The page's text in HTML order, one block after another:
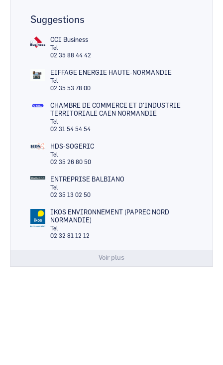
Suggestions
CCI Business
Tel
02 35 88 44 42
EIFFAGE ENERGIE HAUTE-NORMANDIE
Tel
02 35 53 78 00
CHAMBRE DE COMMERCE ET D'INDUSTRIE
TERRITORIALE CAEN NORMANDIE
Tel
02 31 54 54 54
HDS-SOGERIC
Tel
02 35 26 80 50
ENTREPRISE BALBIANO
Tel
02 35 13 02 50
IKOS ENVIRONNEMENT (PAPREC NORD
NORMANDIE)
Tel
02 32 81 12 12
Voir plus